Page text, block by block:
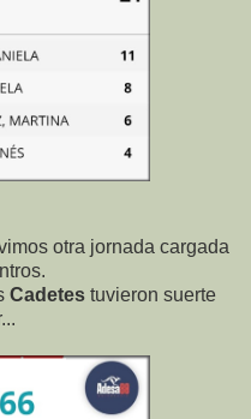
otra jornada cargada
Cadetes tuvieron suerte